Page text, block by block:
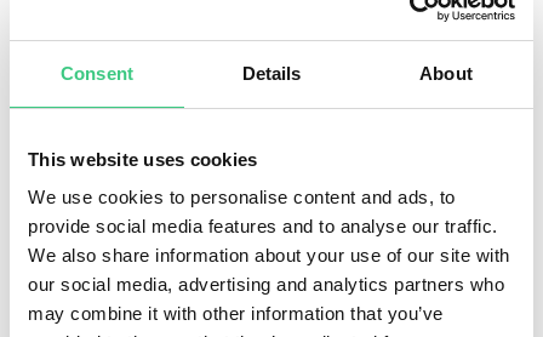
Consent Details About
This website uses cookies
We use cookies to personalise content and ads, to
provide social media features and to analyse our traffic.
We also share information about your use of our site with
our social media, advertising and analytics partners who
may combine it with other information that you’ve